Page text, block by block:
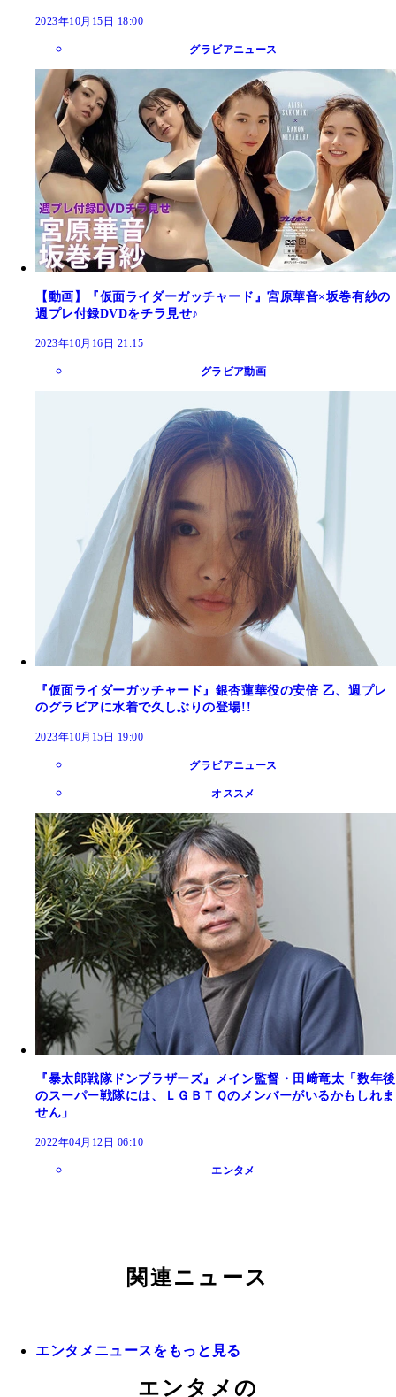
2023年10月15日 18:00
グラビアニュース
【動画】『仮面ライダーガッチャード』宮原華音×坂巻有紗の
週プレ付録DVDをチラ見せ♪
2023年10月16日 21:15
グラビア動画
『仮面ライダーガッチャード』銀杏蓮華役の安倍 乙、週プレ
のグラビアに水着で久しぶりの登場!!
2023年10月15日 19:00
グラビアニュース
オススメ
『暴太郎戦隊ドンブラザーズ』メイン監督・田﨑竜太「数年後
のスーパー戦隊には、ＬＧＢＴＱのメンバーがいるかもしれま
せん」
2022年04月12日 06:10
エンタメ
関連ニュース
エンタメニュースをもっと見る
エンタメの